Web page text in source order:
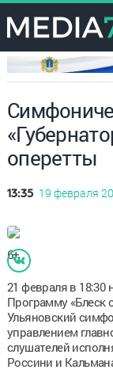
оперетты
13:35 19 февраля
6+
21 февраля в 18:30
Программу «Блеск
Ульяновский
управлением
слушателей
Россини и